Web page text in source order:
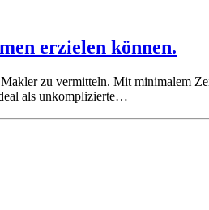
erzielen können.
zu vermitteln. Mit minimalem
als unkomplizierte…